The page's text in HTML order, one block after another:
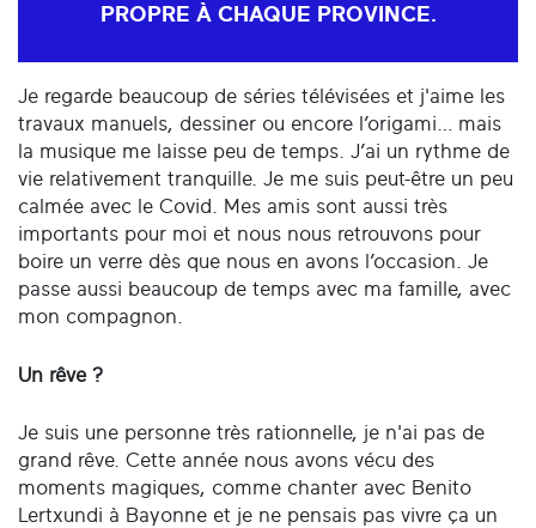
PROPRE À CHAQUE PROVINCE.
Je regarde beaucoup de séries télévisées et j'aime les
travaux manuels, dessiner ou encore l’origami… mais
la musique me laisse peu de temps. J’ai un rythme de
vie relativement tranquille. Je me suis peut-être un peu
calmée avec le Covid. Mes amis sont aussi très
importants pour moi et nous nous retrouvons pour
boire un verre dès que nous en avons l’occasion. Je
passe aussi beaucoup de temps avec ma famille, avec
mon compagnon.
Un rêve ?
Je suis une personne très rationnelle, je n'ai pas de
grand rêve. Cette année nous avons vécu des
moments magiques, comme chanter avec Benito
Lertxundi à Bayonne et je ne pensais pas vivre ça un